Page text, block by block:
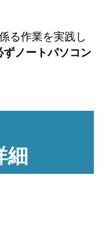
る作業を実践し
ずノートパソコン
細